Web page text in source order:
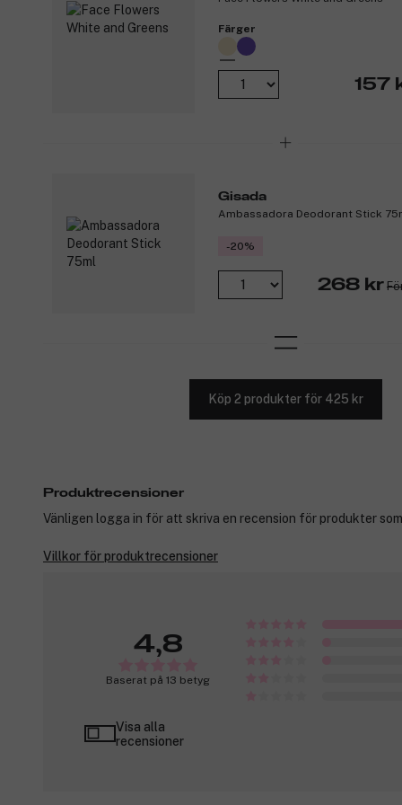
Färger
157
Gisada
Ambassadora Deodorant Stick
-20%
268 kr
Köp 2 produkter för 425 kr
Produktrecensioner
Vänligen logga in för att skriva en recension för produkter
Villkor för produktrecensioner
4,8
Baserat på 13 betyg
Visa alla
recensioner